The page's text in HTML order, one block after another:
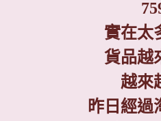
實在太
貨品越
越來
昨日經過